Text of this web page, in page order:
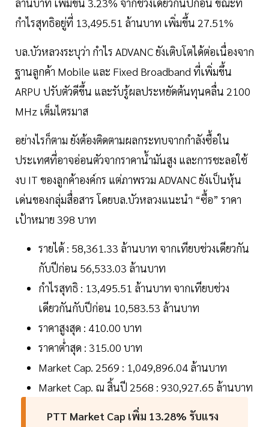
กำไรสุทธิอยู่ที่ 13,495.51 ล้านบาท เพิ่มขึ้น 27.51%
บล.บัวหลวงระบุว่า กำไร ADVANC ยังเติบโตได้ต่อเนื่องจาก
ฐานลูกค้า Mobile และ Fixed Broadband ที่เพิ่มขึ้น
ARPU ปรับตัวดีขึ้น และรับรู้ผลประหยัดต้นทุนคลื่น 2100
MHz เต็มไตรมาส
อย่างไรก็ตาม ยังต้องติดตามผลกระทบจากกำลังซื้อใน
ประเทศที่อาจอ่อนตัวจากราคาน้ำมันสูง และการชะลอใช้
งบ IT ของลูกค้าองค์กร แต่ภาพรวม ADVANC ยังเป็นหุ้น
เด่นของกลุ่มสื่อสาร โดยบล.บัวหลวงแนะนำ “ซื้อ” ราคา
เป้าหมาย 398 บาท
รายได้ : 58,361.33 ล้านบาท จากเทียบช่วงเดียวกัน
กับปีก่อน 56,533.03 ล้านบาท
กำไรสุทธิ : 13,495.51 ล้านบาท จากเทียบช่วง
เดียวกันกับปีก่อน 10,583.53 ล้านบาท
ราคาสูงสุด : 410.00 บาท
ราคาต่ำสุด : 315.00 บาท
Market Cap. 2569 : 1,049,896.04 ล้านบาท
Market Cap. ณ สิ้นปี 2568 : 930,927.65 ล้านบาท
PTT Market Cap เพิ่ม 13.28% รับแรง